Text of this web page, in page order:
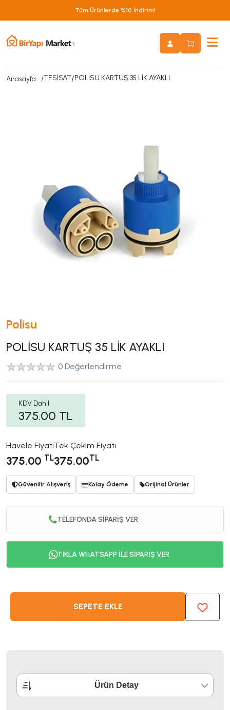
Tüm Ürünlerde %10 İndirim!
Anasayfa TESİSAT/POLİSU KARTUŞ 35 LİK AYAKLI
Polisu
POLİSU KARTUŞ 35 LİK AYAKLI
0 Değerlendirme
KDV Dahil
375.00 TL
Havele Fiyatı
375.00 TL
Tek Çekim Fiyatı
375.00TL
Güvenilir Alışveriş Kolay Ödeme Orijinal Ürünler
TELEFONDA SİPARİŞ VER
TIKLA WHATSAPP İLE SİPARİŞ VER
SEPETE EKLE
Ürün Detay